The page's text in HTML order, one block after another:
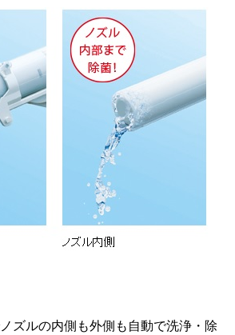
ズルの内側も外側も自動で洗浄・除